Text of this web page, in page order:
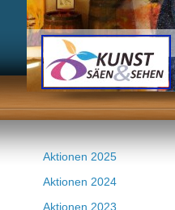
Aktionen 2025
Aktionen 2024
Aktionen 2023